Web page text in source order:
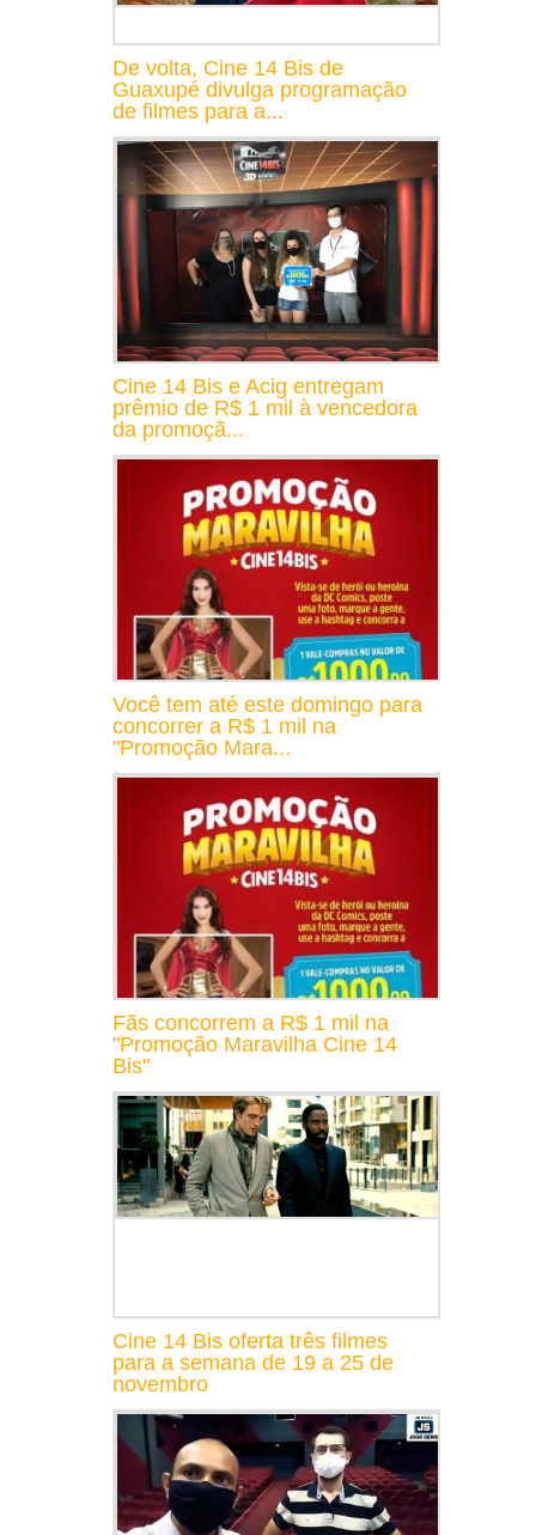
De volta, Cine 14 Bis de
Guaxupé divulga programação
de filmes para a...
Cine 14 Bis e Acig entregam
prêmio de R$ 1 mil à vencedora
da promoçã...
Você tem até este domingo para
concorrer a R$ 1 mil na
"Promoção Mara...
Fãs concorrem a R$ 1 mil na
"Promoção Maravilha Cine 14
Bis"
Cine 14 Bis oferta três filmes
para a semana de 19 a 25 de
novembro